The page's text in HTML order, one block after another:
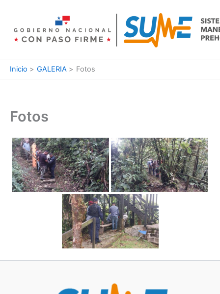
contenido
Inicio GALERIA Fotos
Fotos